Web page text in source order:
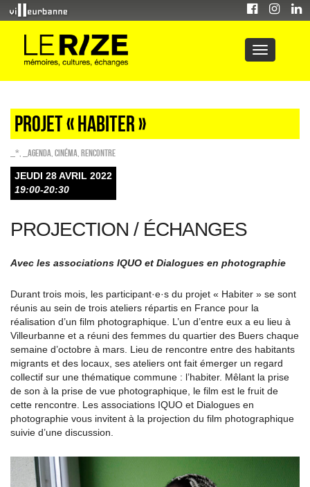
PROJET « HABITER »
_* _Agenda Cinéma Rencontre
JEUDI 28 AVRIL 2022
19:00-20:30
PROJECTION / ÉCHANGES
Avec les associations IQUO et Dialogues en photographie
Durant trois mois, les participant·e·s du projet « Habiter » se sont
réunis au sein de trois ateliers répartis en France pour la
réalisation d’un film photographique. L’un d’entre eux a eu lieu à
Villeurbanne et a réuni des femmes du quartier des Buers chaque
semaine d’octobre à mars. Lieu de rencontre entre des habitants
migrants et des locaux, ses ateliers ont fait émerger un regard
collectif sur une thématique commune : l’habiter. Mêlant la prise
de son à la prise de vue photographique, le film est le fruit de
cette rencontre. Les associations IQUO et Dialogues en
photographie vous invitent à la projection du film photographique
suivie d’une discussion.